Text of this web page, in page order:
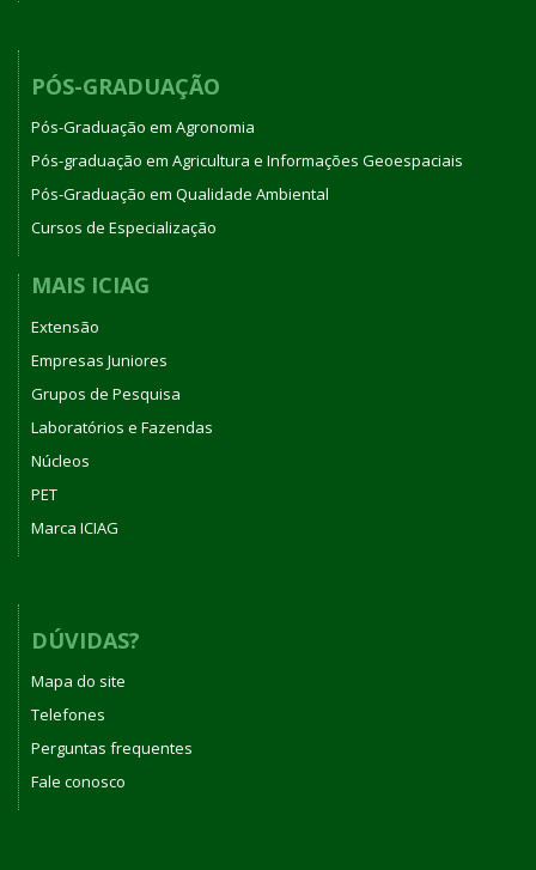
PÓS-GRADUAÇÃO
Pós-Graduação em Agronomia
Pós-graduação em Agricultura e Informações Geoespaciais
Pós-Graduação em Qualidade Ambiental
Cursos de Especialização
MAIS ICIAG
Extensão
Empresas Juniores
Grupos de Pesquisa
Laboratórios e Fazendas
Núcleos
PET
Marca ICIAG
DÚVIDAS?
Mapa do site
Telefones
Perguntas frequentes
Fale conosco